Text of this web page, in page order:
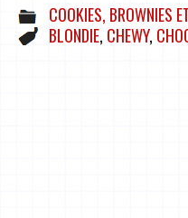
COOKIES, BROWNIES
BLONDIE, CHEWY,